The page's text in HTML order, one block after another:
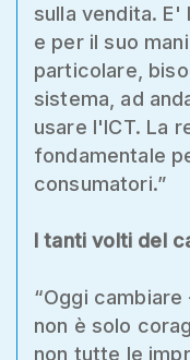
sulla vendita.
e per il suo
particolare,
sistema, ad
usare l'ICT. La
fondamentale
consumatori.”
I tanti volti del
“Oggi
non è solo
non tutte le